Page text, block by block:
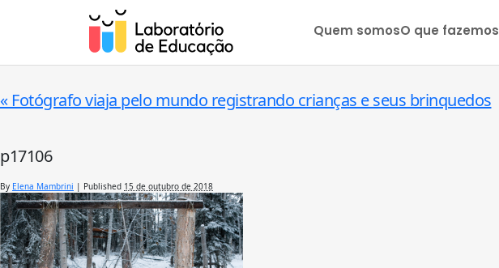
Quem somosO que fazemos
« Fotógrafo viaja pelo mundo registrando crianças e seus brinquedos
p17106
By Elena Mambrini | Published 15 de outubro de 2018